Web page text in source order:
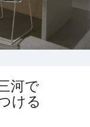
河で
ける